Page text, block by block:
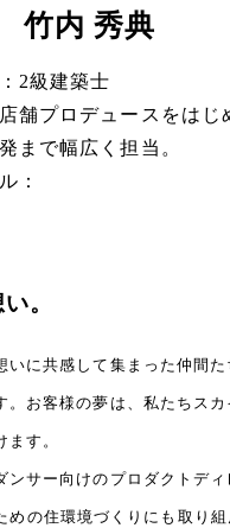
竹内 秀典
2級建築士
舗プロデュースをは
まで幅広く担当。
：
。
に共感して集まった仲間
お客様の夢は、私たちス
す。
ンサー向けのプロダクトデ
の住環境づくりにも取り組